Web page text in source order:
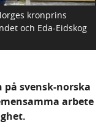
kronprins
och Eda-Eidskog
svensk-norska
arbete